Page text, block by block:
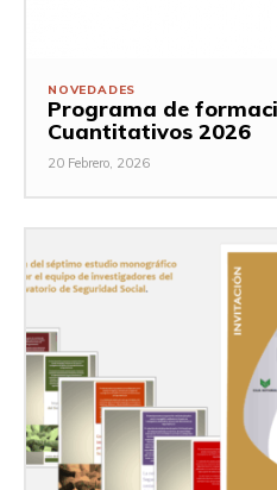
NOVEDADES
Programa de
Cuantitativos 2026
20 Febrero, 2026